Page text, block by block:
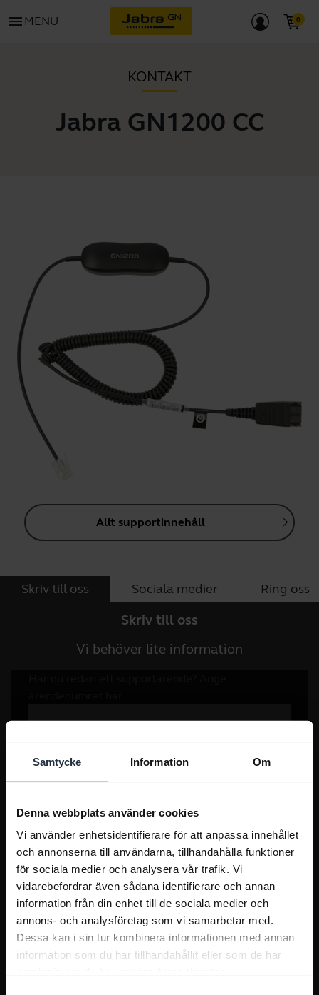
Samtycke Information Om
Denna webbplats använder cookies
Vi använder enhetsidentifierare för att anpassa innehållet
och annonserna till användarna, tillhandahålla funktioner
för sociala medier och analysera vår trafik. Vi
vidarebefordrar även sådana identifierare och annan
information från din enhet till de sociala medier och
annons- och analysföretag som vi samarbetar med.
Dessa kan i sin tur kombinera informationen med annan
information som du har tillhandahållit eller som de har
menu MENU
KONTAKT
Jabra GN1200 CC
Allt supportinnehåll
Skriv till oss Sociala medier Ring oss
Skriv till oss
Vi behöver lite information